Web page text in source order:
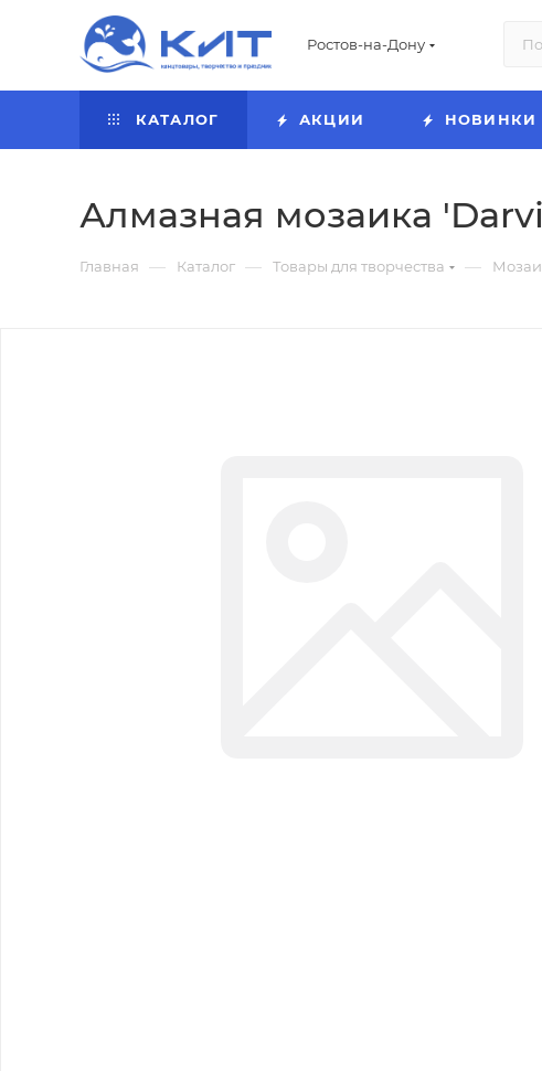
Ростов-на-Дону
КАТАЛОГ АКЦИИ НОВИНКИ
Алмазная мозаика
Главная — Каталог — Товары для творчества —